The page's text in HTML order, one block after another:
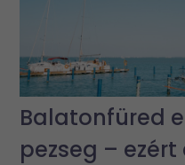
Balatonfüred
pezseg –